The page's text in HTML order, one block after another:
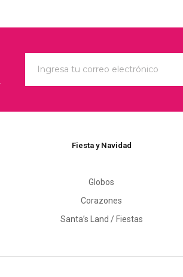
Fiesta y Navidad
Globos
Corazones
Santa’s Land / Fiestas